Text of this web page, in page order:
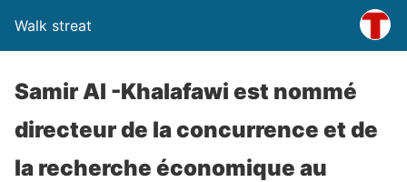
Walk streat
Samir Al -Khalafawi est nommé
directeur de la concurrence et de
la recherche économique au